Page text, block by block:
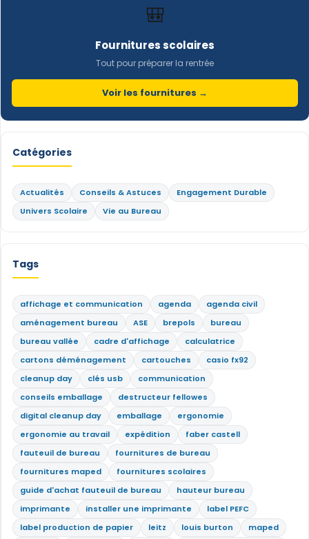
🎒
Fournitures scolaires
Tout pour préparer la rentrée
Voir les fournitures →
Catégories
Actualités Conseils & Astuces
Engagement Durable
Univers Scolaire
Vie au Bureau
Tags
affichage et communication agenda
agenda civil
aménagement bureau
ASE brepols
bureau
bureau vallée
cadre d'affichage
calculatrice
cartons déménagement
cartouches
casio fx92
cleanup day
clés usb
communication
conseils emballage
destructeur fellowes
digital cleanup day
emballage
ergonomie
ergonomie au travail
expédition
faber castell
fauteuil de bureau
fournitures de bureau
fournitures maped
fournitures scolaires
guide d'achat fauteuil de bureau
hauteur bureau
imprimante
installer une imprimante
label PEFC
label production de papier
leitz louis burton
maped